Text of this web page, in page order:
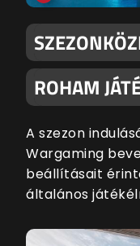
ROHAM
A szezon
Wargaming
beállításait
általános